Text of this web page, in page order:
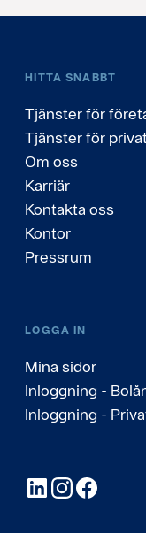
HITTA SNABBT
Tjänster för
Tjänster för
Om oss
Karriär
Kontakta oss
Kontor
Pressrum
LOGGA IN
Mina sidor
Inloggning -
Inloggning -
LinkedInInstagram